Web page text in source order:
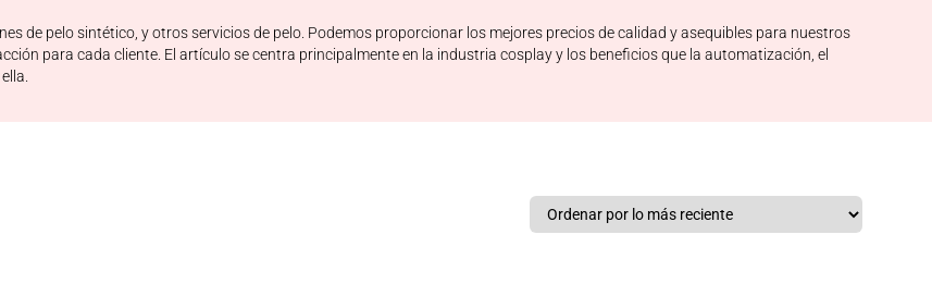
de pelo sintético, y otros servicios de pelo. Podemos proporcionar los mejores precios de calidad y asequibles para nuestros
para cada cliente. El artículo se centra principalmente en la industria cosplay y los beneficios que la automatización, el